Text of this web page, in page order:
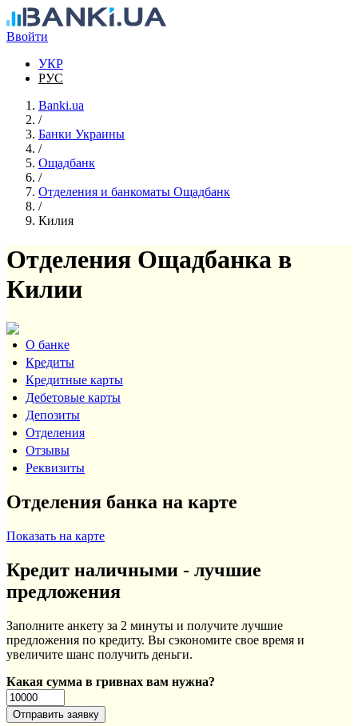
Перейти к основному содержанию
Ввойти
УКР
РУС
Banki.ua
/
Банки Украины
/
Ощадбанк
/
Отделения и банкоматы Ощадбанк
/
Килия
Отделения Ощадбанка в
Килии
О банке
Кредиты
Кредитные карты
Дебетовые карты
Депозиты
Отделения
Отзывы
Реквизиты
Отделения банка на карте
Показать на карте
Кредит наличными - лучшие
предложения
Заполните анкету за 2 минуты и получите лучшие
предложения по кредиту. Вы сэкономите свое время и
увеличите шанс получить деньги.
Какая сумма в гривнах вам нужна?